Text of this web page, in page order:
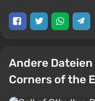
Andere
Corners of the